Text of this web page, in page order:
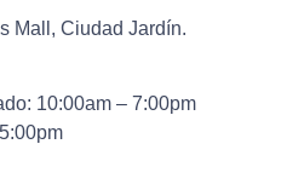
Mall, Ciudad Jardín.
10:00am – 7:00pm